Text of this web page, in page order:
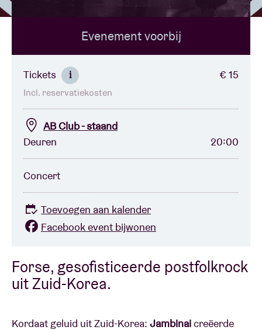
BRDCST
ABtv
Concertcheque
Over AB
Contact
Forse, gesofisticeerde postfolkrock
uit Zuid-Korea.
Kordaat geluid uit Zuid-Korea: Jambinaicreëerde
Evenement voorbij
Tickets i € 15
Incl. reservatiekosten
AB Club - staand
Deuren
20:00
Concert
Toevoegen aan kalender
Facebook event bijwonen